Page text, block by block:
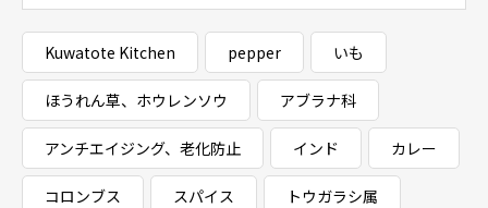
Kuwatote Kitchen pepper いも
ほうれん草、ホウレンソウ アブラナ科
アンチエイジング、老化防止 インド カレー
コロンブス スパイス トウガラシ属